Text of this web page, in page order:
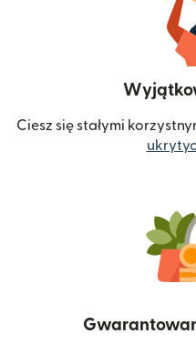
Ciesz się stałymi